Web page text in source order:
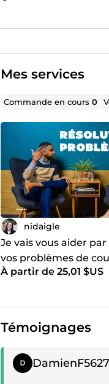
🪶 Enfin, je suis une
Mes services
Commande en cours0
nidaigle
Je vais vous aider
vos problèmes de
familiaux ou
À partir de 25,01 $US
Témoignages
Témoignage positif
DamienF5627